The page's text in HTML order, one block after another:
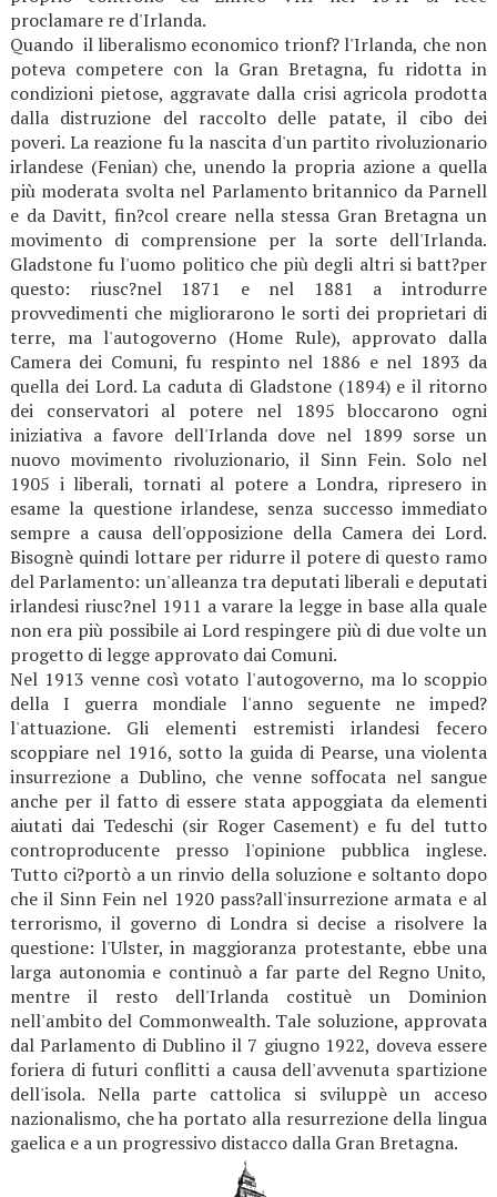
proclamare re d'Irlanda.
Quando il liberalismo economico trionf? l'Irlanda, che non
poteva competere con la Gran Bretagna, fu ridotta in
condizioni pietose, aggravate dalla crisi agricola prodotta
dalla distruzione del raccolto delle patate, il cibo dei
poveri. La reazione fu la nascita d'un partito rivoluzionario
irlandese (Fenian) che, unendo la propria azione a quella
più moderata svolta nel Parlamento britannico da Parnell
e da Davitt, fin?col creare nella stessa Gran Bretagna un
movimento di comprensione per la sorte dell'Irlanda.
Gladstone fu l'uomo politico che più degli altri si batt?per
questo: riusc?nel 1871 e nel 1881 a introdurre
provvedimenti che migliorarono le sorti dei proprietari di
terre, ma l'autogoverno (Home Rule), approvato dalla
Camera dei Comuni, fu respinto nel 1886 e nel 1893 da
quella dei Lord. La caduta di Gladstone (1894) e il ritorno
dei conservatori al potere nel 1895 bloccarono ogni
iniziativa a favore dell'Irlanda dove nel 1899 sorse un
nuovo movimento rivoluzionario, il Sinn Fein. Solo nel
1905 i liberali, tornati al potere a Londra, ripresero in
esame la questione irlandese, senza successo immediato
sempre a causa dell'opposizione della Camera dei Lord.
Bisognè quindi lottare per ridurre il potere di questo ramo
del Parlamento: un'alleanza tra deputati liberali e deputati
irlandesi riusc?nel 1911 a varare la legge in base alla quale
non era più possibile ai Lord respingere più di due volte un
progetto di legge approvato dai Comuni.
Nel 1913 venne così votato l'autogoverno, ma lo scoppio
della I guerra mondiale l'anno seguente ne imped?
l'attuazione. Gli elementi estremisti irlandesi fecero
scoppiare nel 1916, sotto la guida di Pearse, una violenta
insurrezione a Dublino, che venne soffocata nel sangue
anche per il fatto di essere stata appoggiata da elementi
aiutati dai Tedeschi (sir Roger Casement) e fu del tutto
controproducente presso l'opinione pubblica inglese.
Tutto ci?portò a un rinvio della soluzione e soltanto dopo
che il Sinn Fein nel 1920 pass?all'insurrezione armata e al
terrorismo, il governo di Londra si decise a risolvere la
questione: l'Ulster, in maggioranza protestante, ebbe una
larga autonomia e continuò a far parte del Regno Unito,
mentre il resto dell'Irlanda costituè un Dominion
nell'ambito del Commonwealth. Tale soluzione, approvata
dal Parlamento di Dublino il 7 giugno 1922, doveva essere
foriera di futuri conflitti a causa dell'avvenuta spartizione
dell'isola. Nella parte cattolica si sviluppè un acceso
nazionalismo, che ha portato alla resurrezione della lingua
gaelica e a un progressivo distacco dalla Gran Bretagna.